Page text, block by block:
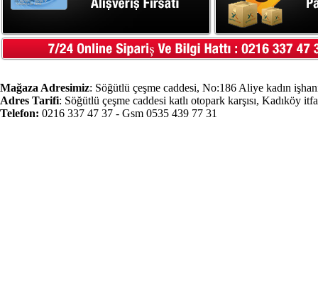
Mağaza Adresimiz: Söğütlü çeşme caddesi, No:186 Aliye kadın
Adres Tarifi: Söğütlü çeşme caddesi katlı otopark karşısı, Kadıköy
Telefon: 0216 337 47 37 - Gsm 0535 439 77 31